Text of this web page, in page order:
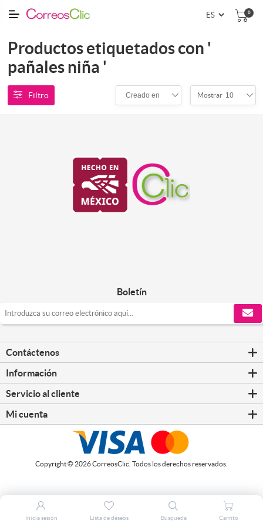
0
Productos etiquetados con '
pañales niña '
Filtro Creado en Mostrar 10
Boletín
Contáctenos
Información
Servicio al cliente
Mi cuenta
Copyright © 2026 CorreosClic. Todos los derechos reservados.
Inicia sesión Lista de deseos Búsqueda Carrito